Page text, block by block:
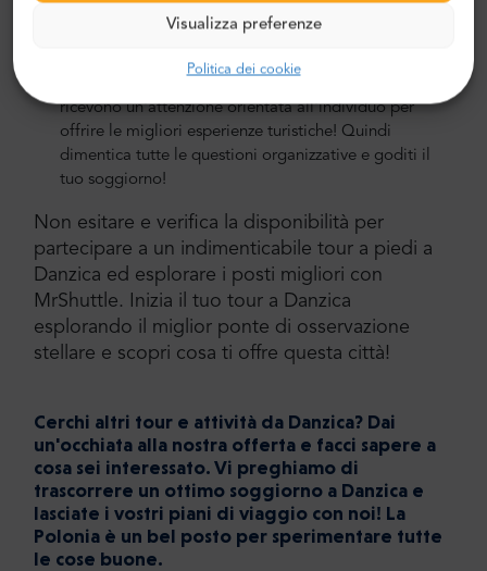
Visualizza preferenze
Politica dei cookie
inclusi nel prezzo per aiutarti a goderti il viaggio. Il
nostro autista ti darà i biglietti e condividerà tutte le
informazioni essenziali sul punto d'incontro, le
ricevono un'attenzione orientata all'individuo per
offrire le migliori esperienze turistiche! Quindi
dimentica tutte le questioni organizzative e goditi il
tuo soggiorno!
Non esitare e verifica la disponibilità per
partecipare a un indimenticabile tour a piedi a
Danzica ed esplorare i posti migliori con
MrShuttle. Inizia il tuo tour a Danzica
esplorando il miglior ponte di osservazione
stellare e scopri cosa ti offre questa città!
Cerchi altri tour e attività da Danzica? Dai
un'occhiata alla nostra offerta e facci sapere a
cosa sei interessato. Vi preghiamo di
trascorrere un ottimo soggiorno a Danzica e
lasciate i vostri piani di viaggio con noi! La
Polonia è un bel posto per sperimentare tutte
le cose buone.